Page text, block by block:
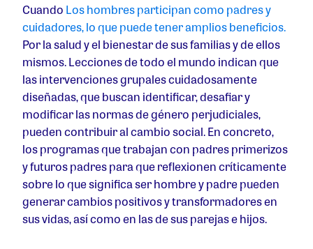
Cuando Los hombres participan como padres y
cuidadores, lo que puede tener amplios beneficios.
Por la salud y el bienestar de sus familias y de ellos
mismos. Lecciones de todo el mundo indican que
las intervenciones grupales cuidadosamente
diseñadas, que buscan identificar, desafiar y
modificar las normas de género perjudiciales,
pueden contribuir al cambio social. En concreto,
los programas que trabajan con padres primerizos
y futuros padres para que reflexionen críticamente
sobre lo que significa ser hombre y padre pueden
generar cambios positivos y transformadores en
sus vidas, así como en las de sus parejas e hijos.